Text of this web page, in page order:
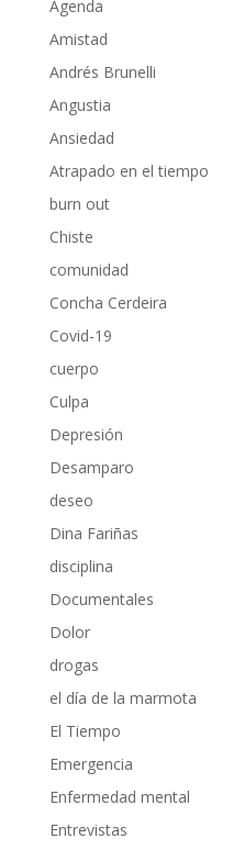
Agenda
Amistad
Andrés Brunelli
Angustia
Ansiedad
Atrapado en el tiempo
burn out
Chiste
comunidad
Concha Cerdeira
Covid-19
cuerpo
Culpa
Depresión
Desamparo
deseo
Dina Fariñas
disciplina
Documentales
Dolor
drogas
el día de la marmota
El Tiempo
Emergencia
Enfermedad mental
Entrevistas